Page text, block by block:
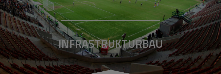
INFRASTRUKTURBAU